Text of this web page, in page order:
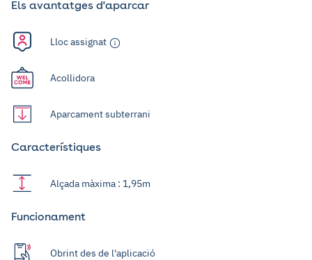
Els avantatges d'aparcar
Lloc assignat
Acollidora
Aparcament subterrani
Característiques
Alçada màxima : 1,95m
Funcionament
Obrint des de l'aplicació